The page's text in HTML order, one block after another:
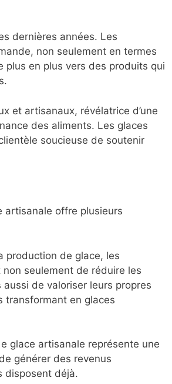
dernières années. Les
non seulement en termes
plus en plus vers des produits qui
et artisanaux, révélatrice d’une
des aliments. Les glaces
soucieuse de soutenir
artisanale offre plusieurs
production de glace, les
seulement de réduire les
de valoriser leurs propres
transformant en glaces
glace artisanale représente une
générer des revenus
disposent déjà.